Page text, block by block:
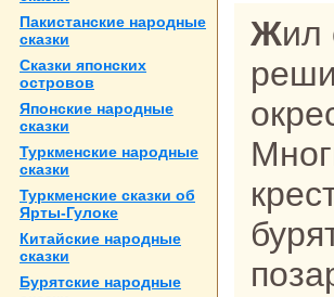
Пакистанские нaродные
сказки
Сказки японских
островов
Японские нaродные
сказки
Туркменские нaродные
сказки
Туркменские сказки об
Ярты-Гулоке
Китайские нaродные
сказки
Бурятские нaродные
Жил один русский лама (поп). Он